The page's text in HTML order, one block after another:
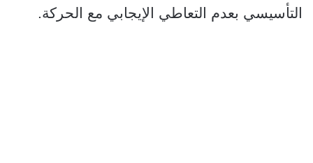
التأسيسي بعدم التعاطي الإيجابي مع الحركة.